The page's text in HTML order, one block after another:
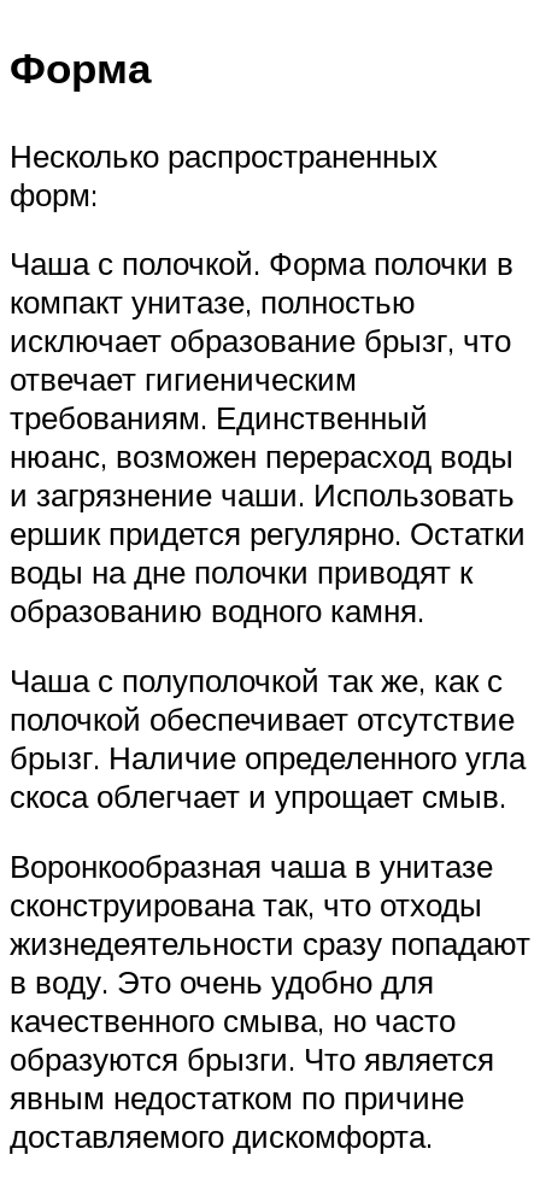
Форма
Несколько распространенных
форм:
Чаша с полочкой. Форма полочки в
компакт унитазе, полностью
исключает образование брызг, что
отвечает гигиеническим
требованиям. Единственный
нюанс, возможен перерасход воды
и загрязнение чаши. Использовать
ершик придется регулярно. Остатки
воды на дне полочки приводят к
образованию водного камня.
Чаша с полуполочкой так же, как с
полочкой обеспечивает отсутствие
брызг. Наличие определенного угла
скоса облегчает и упрощает смыв.
Воронкообразная чаша в унитазе
сконструирована так, что отходы
жизнедеятельности сразу попадают
в воду. Это очень удобно для
качественного смыва, но часто
образуются брызги. Что является
явным недостатком по причине
доставляемого дискомфорта.